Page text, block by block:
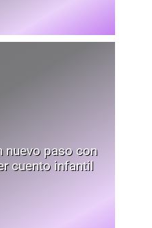
nuevo paso con
cuento infantil